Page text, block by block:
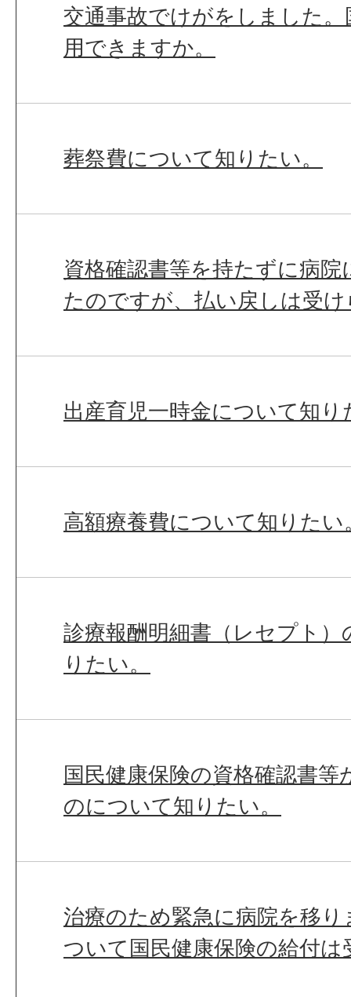
交通事故でけがをしました
用できますか。
葬祭費について知りたい。
資格確認書等を持たずに病
たのですが、払い戻しは受
出産育児一時金について知り
高額療養費について知りたい
診療報酬明細書（レセプト
りたい。
国民健康保険の資格確認書
のについて知りたい。
治療のため緊急に病院を移
ついて国民健康保険の給付